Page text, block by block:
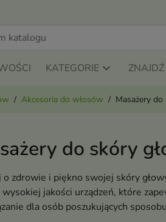
KATEGORIE
Akcesoria do włosów Masażery
do skóry
o zdrowie i piękno swojej skóry
jakości urządzeń, które
dla osób poszukujących